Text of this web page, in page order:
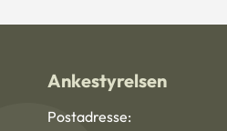
Ankestyrelsen
Postadresse: